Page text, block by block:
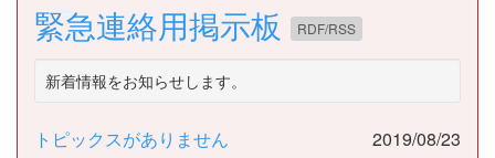
緊急連絡用掲示板 RDF/RSS
新着情報をお知らせします。
トピックスがありません 2019/08/23